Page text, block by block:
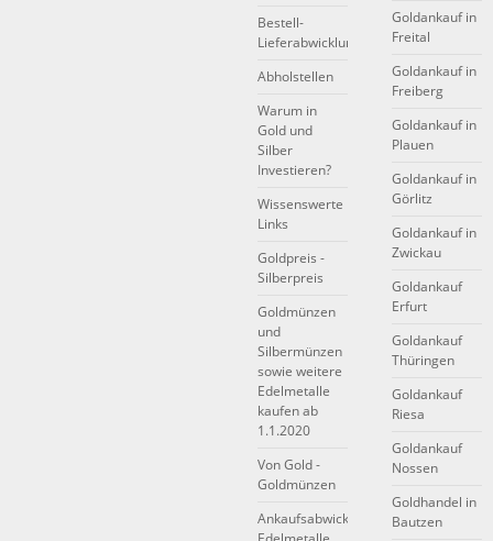
Bestell-
Lieferabwicklung
Abholstellen
Warum in
Gold und
Silber
Investieren?
Wissenswerte
Links
Goldpreis -
Silberpreis
Goldmünzen
und
Silbermünzen
sowie weitere
Edelmetalle
kaufen ab
1.1.2020
Von Gold -
Goldmünzen
Ankaufsabwicklung
Goldankauf in
Freital
Goldankauf in
Freiberg
Goldankauf in
Plauen
Goldankauf in
Görlitz
Goldankauf in
Zwickau
Goldankauf
Erfurt
Goldankauf
Thüringen
Goldankauf
Riesa
Goldankauf
Nossen
Goldhandel in
Bautzen